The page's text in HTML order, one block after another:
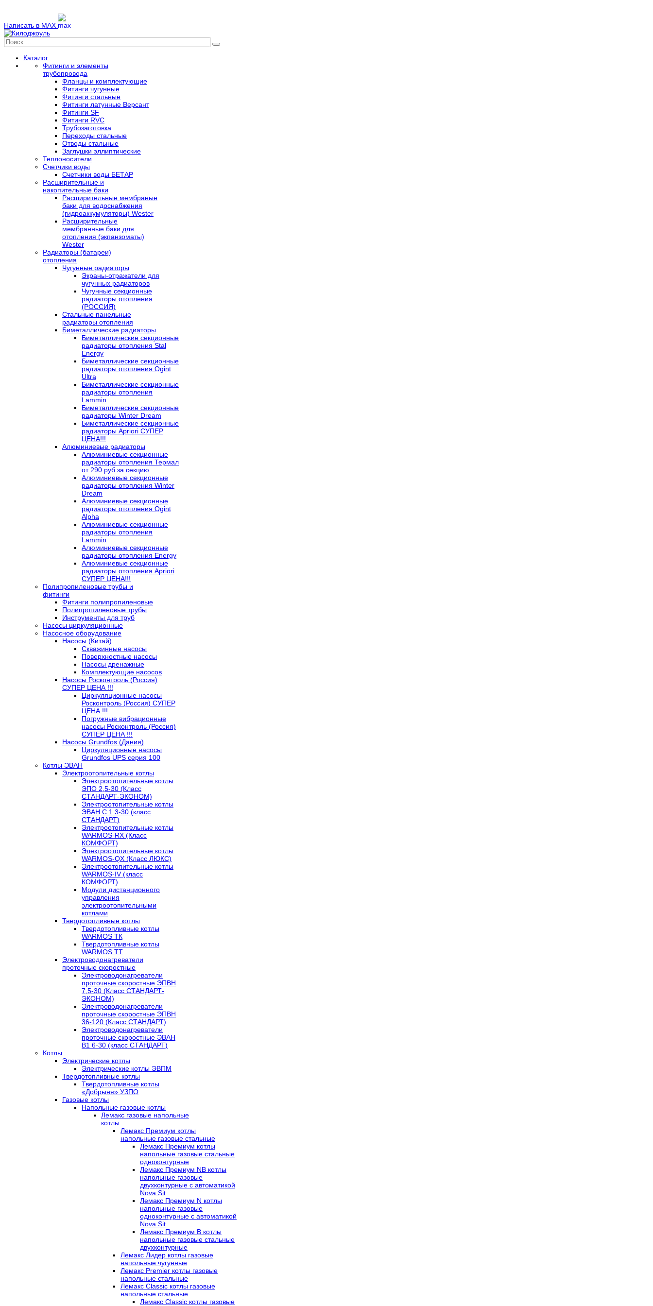
Написать в MAX
Каталог
Фитинги и элементы
трубопровода
Фланцы и комплектующие
Фитинги чугунные
Фитинги стальные
Фитинги латунные Версант
Фитинги SF
Фитинги RVC
Трубозаготовка
Переходы стальные
Отводы стальные
Заглушки эллиптические
Теплоносители
Счетчики воды
Счетчики воды БЕТАР
Расширительные и
накопительные баки
Расширительные мембраные
баки для водоснабжения
(гидроаккумуляторы) Wester
Расширительные
мембранные баки для
отопления (экпанзоматы)
Wester
Радиаторы (батареи)
отопления
Чугунные радиаторы
Экраны-отражатели для
чугунных радиаторов
Чугунные секционные
радиаторы отопления
(РОССИЯ)
Стальные панельные
радиаторы отопления
Биметаллические радиаторы
Биметаллические секционные
радиаторы отопления Stal
Energy
Биметаллические секционные
радиаторы отопления Ogint
Ultra
Биметаллические секционные
радиаторы отопления
Lammin
Биметаллические секционные
радиаторы Winter Dream
Биметаллические секционные
радиаторы Apriori СУПЕР
ЦЕНА!!!
Алюминиевые радиаторы
Алюминиевые секционные
радиаторы отопления Термал
от 290 руб за секцию
Алюминиевые секционные
радиаторы отопления Winter
Dream
Алюминиевые секционные
радиаторы отопления Ogint
Alpha
Алюминиевые секционные
радиаторы отопления
Lammin
Алюминиевые секционные
радиаторы отопления Energy
Алюминиевые секционные
радиаторы отопления Apriori
СУПЕР ЦЕНА!!!
Полипропиленовые трубы и
фитинги
Фитинги полипропиленовые
Полипропиленовые трубы
Инструменты для труб
Насосы циркуляционные
Насосное оборудование
Насосы (Китай)
Скважинные насосы
Поверхностные насосы
Насосы дренажные
Комплектующие насосов
Насосы Росконтроль (Россия)
СУПЕР ЦЕНА !!!
Циркуляционные насосы
Росконтроль (Россия) СУПЕР
ЦЕНА !!!
Погружные вибрационные
насосы Росконтроль (Россия)
СУПЕР ЦЕНА !!!
Насосы Grundfos (Дания)
Циркуляционные насосы
Grundfos UPS серия 100
Котлы ЭВАН
Электроотопительные котлы
Электроотопительные котлы
ЭПО 2,5-30 (Класс
СТАНДАРТ-ЭКОНОМ)
Электроотопительные котлы
ЭВАН С 1 3-30 (класс
СТАНДАРТ)
Электроотопительные котлы
WARMOS-RX (Класс
КОМФОРТ)
Электроотопительные котлы
WARMOS-QX (Класс ЛЮКС)
Электроотопительные котлы
WARMOS-IV (класс
КОМФОРТ)
Модули дистанционного
управления
электроотопительными
котлами
Твердотопливные котлы
Твердотопливные котлы
WARMOS TК
Твердотопливные котлы
WARMOS TT
Электроводонагреватели
проточные скоростные
Электроводонагреватели
проточные скоростные ЭПВН
7,5-30 (Класс СТАНДАРТ-
ЭКОНОМ)
Электроводонагреватели
проточные скоростные ЭПВН
36-120 (Класс СТАНДАРТ)
Электроводонагреватели
проточные скоростные ЭВАН
В1 6-30 (класс СТАНДАРТ)
Котлы
Электрические котлы
Электрические котлы ЭВПМ
Твердотопливные котлы
Твердотопливные котлы
«Добрыня» УЗПО
Газовые котлы
Напольные газовые котлы
Лемакс газовые напольные
котлы
Лемакс Премиум котлы
напольные газовые стальные
Лемакс Премиум котлы
напольные газовые стальные
одноконтурные
Лемакс Премиум NB котлы
напольные газовые
двухконтурные c автоматикой
Nova Sit
Лемакс Премиум N котлы
напольные газовые
одноконтурные c автоматикой
Nova Sit
Лемакс Премиум B котлы
напольные газовые стальные
двухконтурные
Лемакс Лидер котлы газовые
напольные чугунные
Лемакс Premier котлы газовые
напольные стальные
Лемакс Classic котлы газовые
напольные стальные
Лемакс Classic котлы газовые